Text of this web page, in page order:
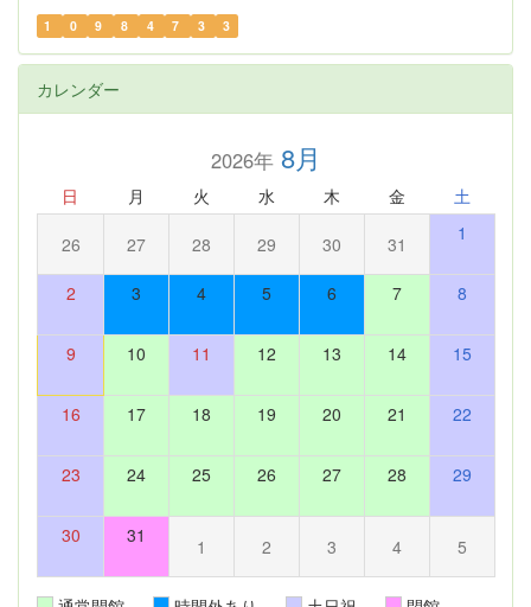
1 0 9 8 4 7 3 3
カレンダー
2026年8月
日 月 火 水 木 金 土
26 27 28 29 30 31 1
2 3 4 5 6 7 8
9 10 11 12 13 14 15
16 17 18 19 20 21 22
23 24 25 26 27 28 29
30 31 1 2 3 4 5